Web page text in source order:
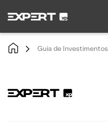
Guia de Investimentos